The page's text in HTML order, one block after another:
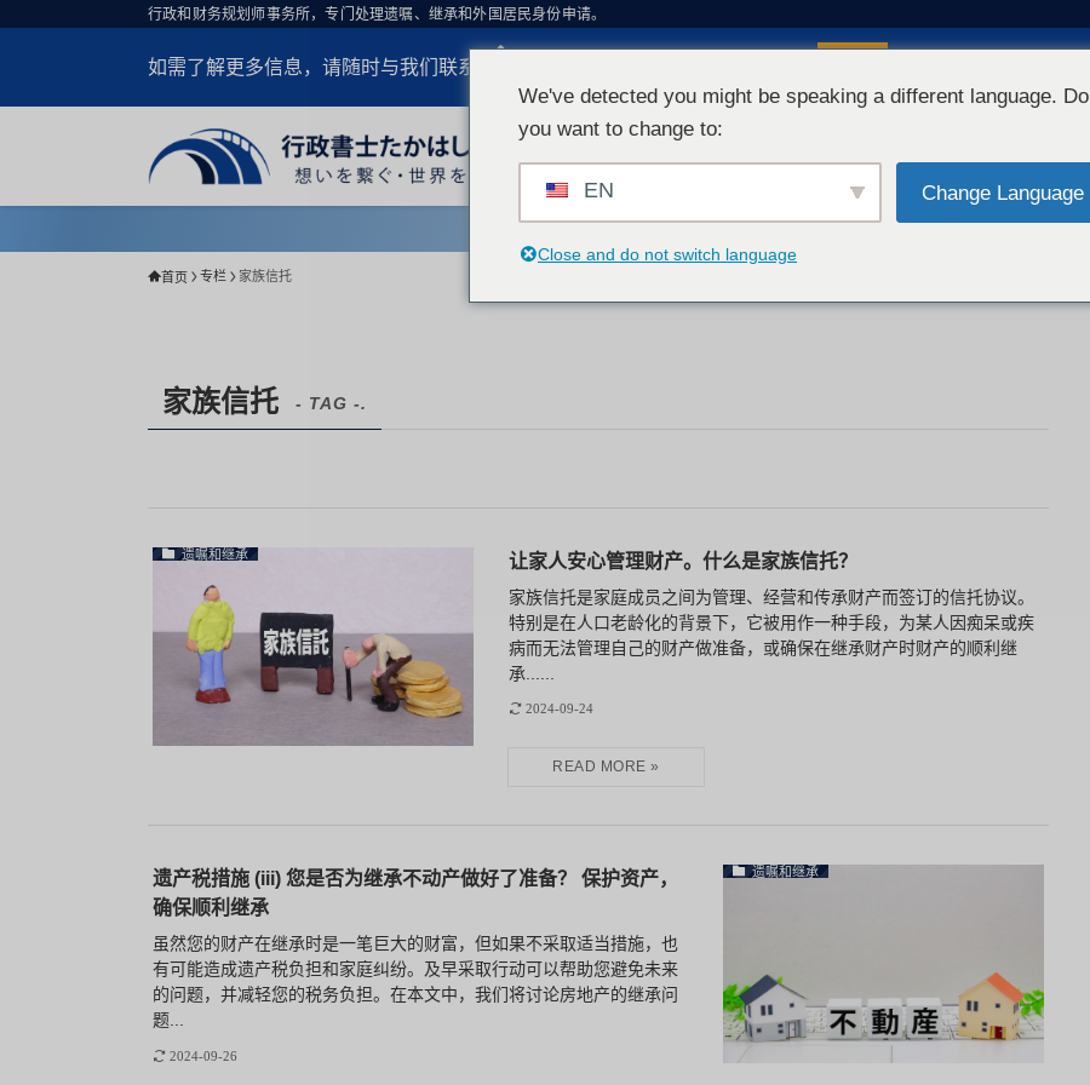
行政和财务规划师事务所，专门处理遗嘱、继承和外国居民身份申请。
如需了解更多信息，请随时与我们联系。 03-3807-0806
如需了解更多信息，请随时与我们联系。
首页 专栏 家族信托
家族信托 - TAG -.
遗嘱和继承 让家人安心管理财产。什么是家族信托？
家族信托是家庭成员之间为管理、经营和传承财产而签订的信托协议。
特别是在人口老龄化的背景下，它被用作一种手段，为某人因痴呆或疾
病而无法管理自己的财产做准备，或确保在继承财产时财产的顺利继
承......
2024-09-24
遗嘱和继承
遗产税措施 (iii) 您是否为继承不动产做好了准备？ 保护资产，
确保顺利继承
虽然您的财产在继承时是一笔巨大的财富，但如果不采取适当措施，也
有可能造成遗产税负担和家庭纠纷。及早采取行动可以帮助您避免未来
的问题，并减轻您的税务负担。在本文中，我们将讨论房地产的继承问
题...
2024-09-26
We've detected you might be speaking a different language. Do
you want to change to:
EN Change Language
Close and do not switch language